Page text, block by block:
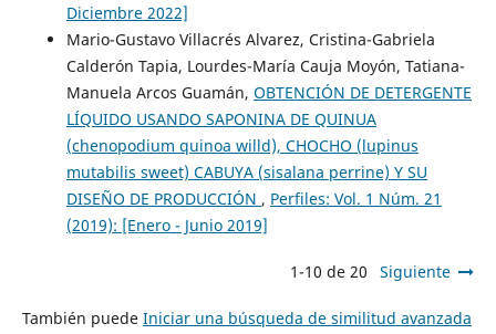
Diciembre 2022]
Mario-Gustavo Villacrés Alvarez, Cristina-Gabriela
Calderón Tapia, Lourdes-María Cauja Moyón, Tatiana-
Manuela Arcos Guamán, OBTENCIÓN DE DETERGENTE
LÍQUIDO USANDO SAPONINA DE QUINUA
(chenopodium quinoa willd), CHOCHO (lupinus
mutabilis sweet) CABUYA (sisalana perrine) Y SU
DISEÑO DE PRODUCCIÓN , Perfiles: Vol. 1 Núm. 21
(2019): [Enero - Junio 2019]
1-10 de 20 Siguiente
También puede Iniciar una búsqueda de similitud avanzada